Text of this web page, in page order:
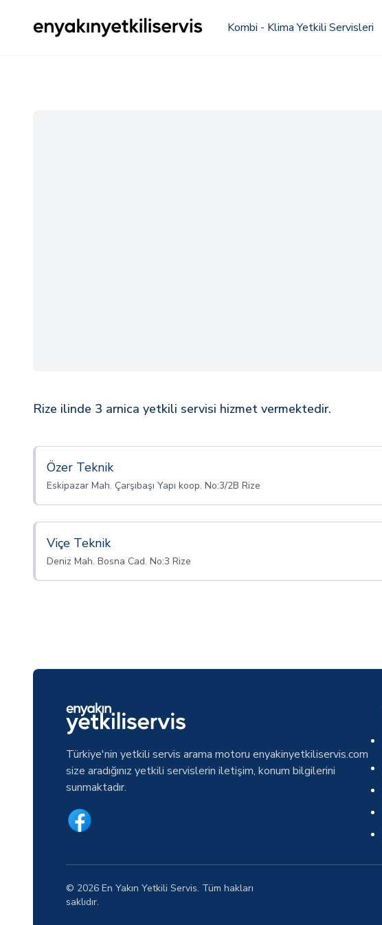
Kombi - Klima Yetkili Servisleri
Rize ilinde 3 arnica yetkili servisi hizmet vermektedir.
Özer Teknik
Eskipazar Mah. Çarşıbaşı Yapı koop. No:3/2B Rize
Viçe Teknik
Deniz Mah. Bosna Cad. No:3 Rize
Türkiye'nin yetkili servis arama motoru enyakinyetkiliservis.com
size aradığınız yetkili servislerin iletişim, konum bilgilerini
sunmaktadır.
© 2026 En Yakın Yetkili Servis. Tüm hakları
saklıdır.